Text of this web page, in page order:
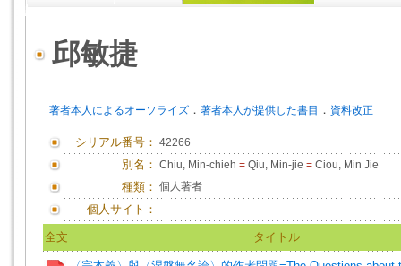
邱敏捷
著者本人によるオーソライズ ． 著者本人が提供した書目 ． 資料改正
シリアル番号： 42266
別名： Chiu, Min-chieh = Qiu, Min-jie = Ciou, Min Jie
種類： 個人著者
個人サイト：
全文 タイトル